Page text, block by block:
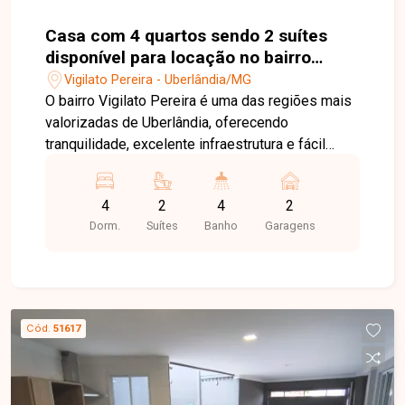
Casa com 4 quartos sendo 2 suítes
disponível para locação no bairro
Vigilato Pereira em Uberlândia-MG.
Vigilato Pereira - Uberlândia/MG
O bairro Vigilato Pereira é uma das regiões mais
valorizadas de Uberlândia, oferecendo
tranquilidade, excelente infraestrutura e fácil
comércios, escolas, supermercados e serviços
essenciais, o bairro proporciona praticidade e
qualidade de vida para toda a família. Casa
escritório, jardim de inverno e quatro quartos com
armários, sendo duas suítes, incluindo uma suíte
máster com banheira de hidromassagem. Conta
ainda com banheiro social, lavabo, cozinha
4
Dorm.
2
Suítes
4
Banho
2
Garagens
Cód. 51617